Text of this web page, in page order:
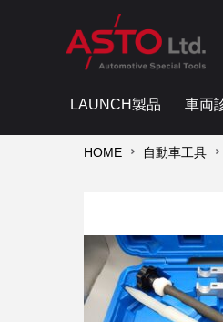
LAUNCH製品 車両
HOME 自動車工具